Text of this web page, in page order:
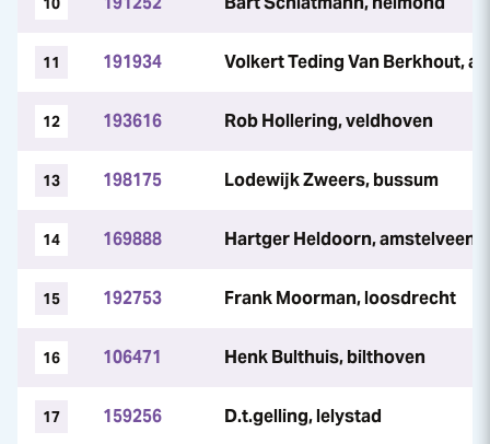
11 191934 Volkert Teding Van Berkhout,
12 193616 Rob Hollering, veldhoven
13 198175 Lodewijk Zweers, bussum
14 169888 Hartger Heldoorn, amstelveen
15 192753 Frank Moorman, loosdrecht
16 106471 Henk Bulthuis, bilthoven
17 159256 D.t.gelling, lelystad